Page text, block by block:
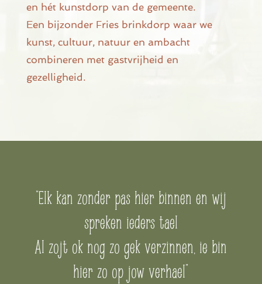
en hét kunstdorp van de gemeente.
Een bijzonder Fries brinkdorp waar we
kunst, cultuur, natuur en ambacht
combineren met gastvrijheid en
gezelligheid.
“Elk kan zonder pas hier binnen en wij
spreken ieders tael
Al zojt ok nog zo gek verzinnen, ie bin
hier zo op jow verhael”